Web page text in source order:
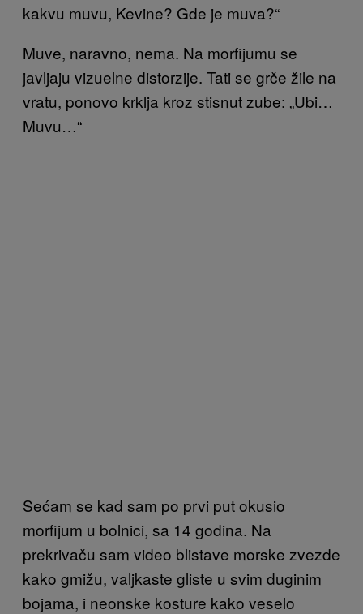
kakvu muvu, Kevine? Gde je muva?“
Muve, naravno, nema. Na morfijumu se
javljaju vizuelne distorzije. Tati se grče žile na
vratu, ponovo krklja kroz stisnut zube: „Ubi…
Muvu…“
Sećam se kad sam po prvi put okusio
morfijum u bolnici, sa 14 godina. Na
prekrivaču sam video blistave morske zvezde
kako gmižu, valjkaste gliste u svim duginim
bojama, i neonske kosture kako veselo